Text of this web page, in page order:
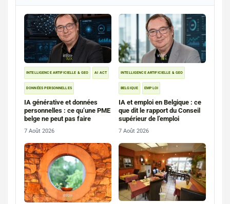
INTELLIGENCE ARTIFICIELLE & GEO AI ACT
DONNÉES PERSONNELLES
IA générative et données
personnelles : ce qu’une PME
belge ne peut pas faire
7 Août 2026
INTELLIGENCE ARTIFICIELLE & GEO
BELGIQUE EMPLOI
IA et emploi en Belgique : ce
que dit le rapport du Conseil
supérieur de l’emploi
7 Août 2026